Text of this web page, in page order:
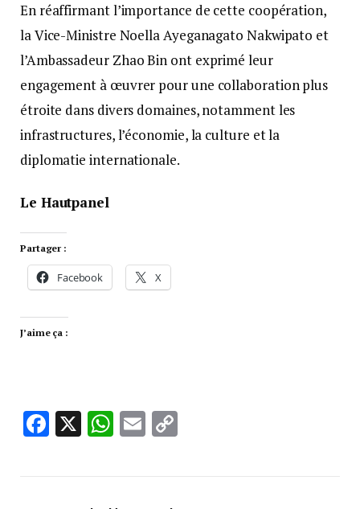
En réaffirmant l’importance de cette coopération,
la Vice-Ministre Noella Ayeganagato Nakwipato et
l’Ambassadeur Zhao Bin ont exprimé leur
engagement à œuvrer pour une collaboration plus
étroite dans divers domaines, notamment les
infrastructures, l’économie, la culture et la
diplomatie internationale.
Le Hautpanel
Partager :
Facebook X
J’aime ça :
Facebook
X WhatsApp
Email